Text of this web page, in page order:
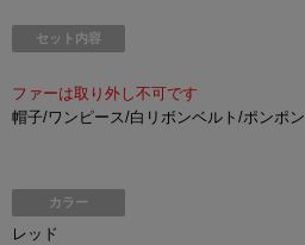
セット内容
ファーは取り外し不可です
帽子/ワンピース/白リボンベルト/ポンポン
カラー
レッド